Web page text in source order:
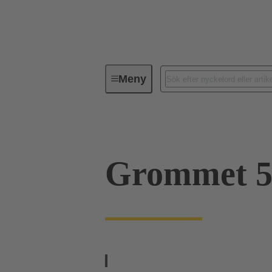
MenyIndustriella kontaktdon / Han®
Grommet